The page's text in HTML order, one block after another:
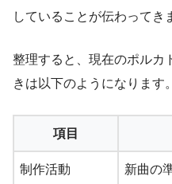
していることが伝わってき
整理すると、現在のポルカ
きは以下のようになります。
項目
制作活動 新曲の